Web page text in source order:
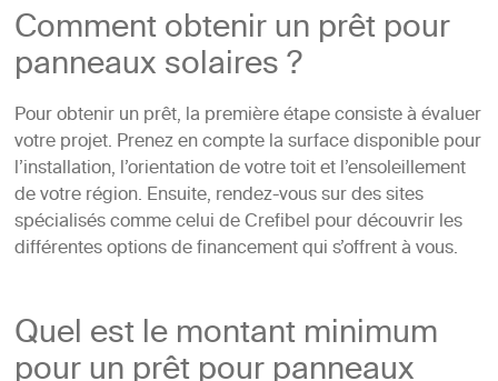
Comment obtenir un prêt pour
panneaux solaires ?
Pour obtenir un prêt, la première étape consiste à évaluer
votre projet. Prenez en compte la surface disponible pour
l’installation, l’orientation de votre toit et l’ensoleillement
de votre région. Ensuite, rendez-vous sur des sites
spécialisés comme celui de Crefibel pour découvrir les
différentes options de financement qui s’offrent à vous.
Quel est le montant minimum